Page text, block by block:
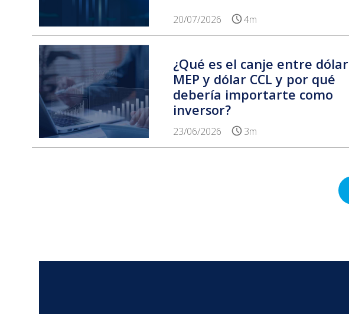
20/07/2026 4m
¿Qué es el canje entre dólar
MEP y dólar CCL y por qué
debería importarte como
inversor?
23/06/2026 3m